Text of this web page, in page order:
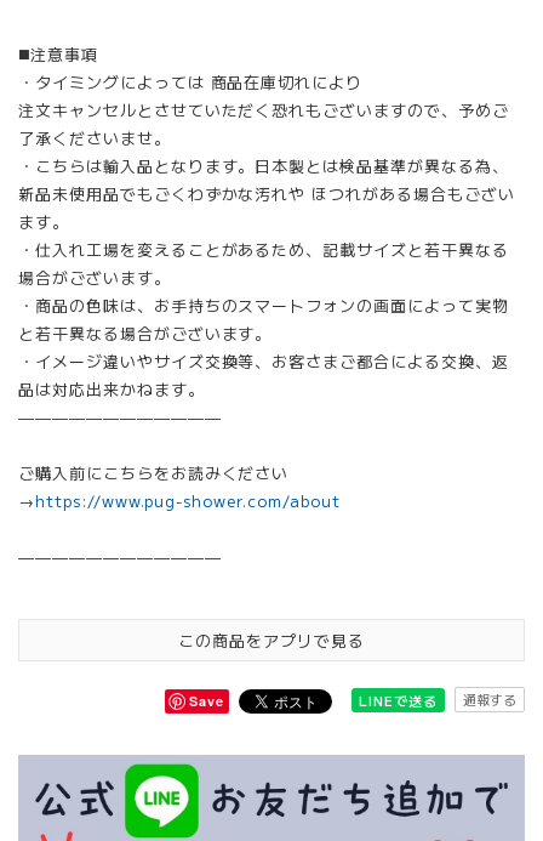
◼️注意事項
・タイミングによっては 商品在庫切れにより
注文キャンセルとさせていただく恐れもございますので、予めご
了承くださいませ。
・こちらは輸入品となります。日本製とは検品基準が異なる為、
新品未使用品でもごくわずかな汚れや ほつれがある場合もござい
ます。
・仕入れ工場を変えることがあるため、記載サイズと若干異なる
場合がございます。
・商品の色味は、お手持ちのスマートフォンの画面によって実物
と若干異なる場合がございます。
・イメージ違いやサイズ交換等、お客さまご都合による交換、返
品は対応出来かねます。
————————————
ご購入前にこちらをお読みください
→https://www.pug-shower.com/about
————————————
この商品をアプリで見る
Save LINEで送る 通報する